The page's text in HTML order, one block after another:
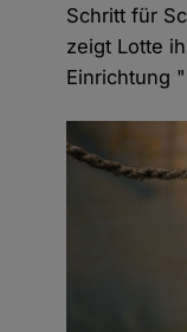
Schritt für
zeigt Lotte
Einrichtung